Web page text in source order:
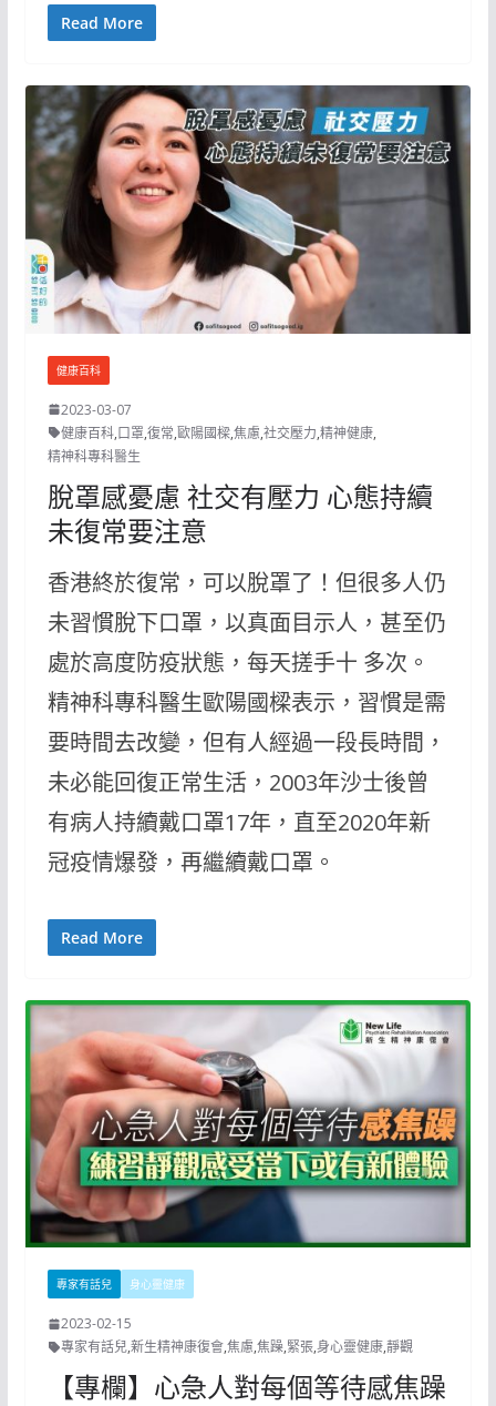
Read More
健康百科
2023-03-07
健康百科,口罩,復常,歐陽國樑,焦慮,社交壓力,精神健康,
精神科專科醫生
脫罩感憂慮 社交有壓力 心態持續
未復常要注意
香港終於復常，可以脫罩了！但很多人仍
未習慣脫下口罩，以真面目示人，甚至仍
處於高度防疫狀態，每天搓手十 多次。
精神科專科醫生歐陽國樑表示，習慣是需
要時間去改變，但有人經過一段長時間，
未必能回復正常生活，2003年沙士後曾
有病人持續戴口罩17年，直至2020年新
冠疫情爆發，再繼續戴口罩。
Read More
專家有話兒 身心靈健康
2023-02-15
專家有話兒,新生精神康復會,焦慮,焦躁,緊張,身心靈健康,靜觀
【專欄】心急人對每個等待感焦躁